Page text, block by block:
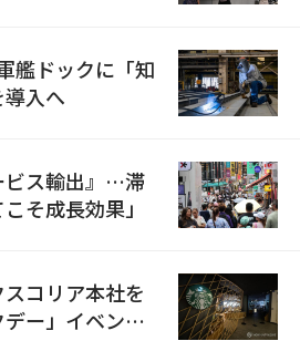
艦ドックに「知
入へ
ビス輸出』…滞
そ成長効果」
コリア本社を
ー」イベント